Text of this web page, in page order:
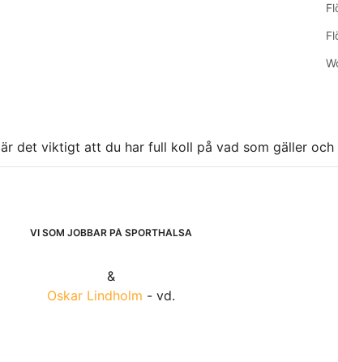
är det viktigt att du har full koll på vad som gäller och
VI SOM JOBBAR PÅ SPORTHÄLSA
&
Oskar Lindholm - vd.